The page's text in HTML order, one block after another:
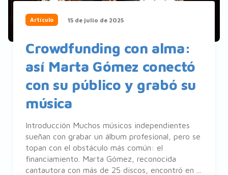
Artículo 15 de julio de 2025
Crowdfunding con alma:
así Marta Gómez conectó
con su público y grabó su
música
Introducción Muchos músicos independientes
sueñan con grabar un álbum profesional, pero se
topan con el obstáculo más común: el
financiamiento. Marta Gómez, reconocida
cantautora con más de 25 discos, encontró en ...